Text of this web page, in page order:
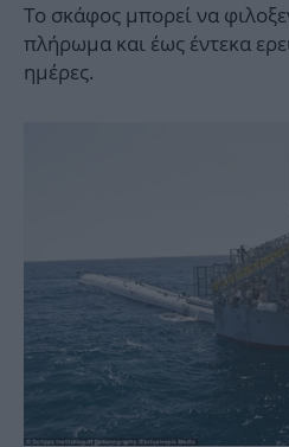
Το σκάφος μπορεί να
πλήρωμα και έως έντεκα
ημέρες.